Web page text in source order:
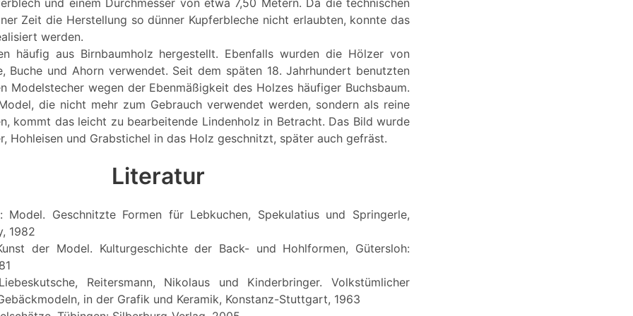
Zeit die Herstellung so dünner Kupferbleche nicht erlaubten, konnte das
werden.
häufig aus Birnbaumholz hergestellt. Ebenfalls wurden die Hölzer von
Buche und Ahorn verwendet. Seit dem späten 18. Jahrhundert benutzten
Modelstecher wegen der Ebenmäßigkeit des Holzes häufiger Buchsbaum.
die nicht mehr zum Gebrauch verwendet werden, sondern als reine
kommt das leicht zu bearbeitende Lindenholz in Betracht. Das Bild wurde
Hohleisen und Grabstichel in das Holz geschnitzt, später auch gefräst.
Literatur
Model. Geschnitzte Formen für Lebkuchen, Spekulatius und Springerle,
1982
der Model. Kulturgeschichte der Back- und Hohlformen, Gütersloh:
Reitersmann, Nikolaus und Kinderbringer. Volkstümlicher
in der Grafik und Keramik, Konstanz-Stuttgart, 1963